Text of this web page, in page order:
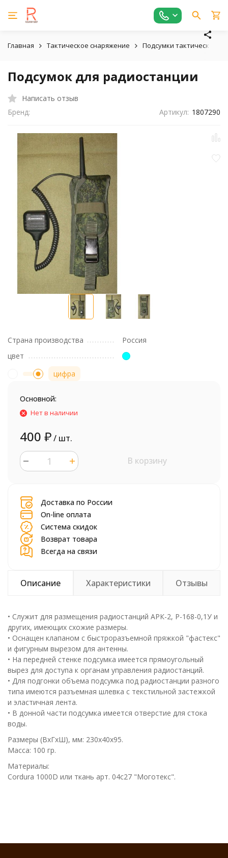
Главная Тактическое снаряжение Подсумки тактические
Подсумок для радиостанции
Написать отзыв
Бренд:
Артикул: 1807290
Страна производства
Россия
цвет
цифра
Основной:
Нет в наличии
400 ₽/ шт.
В корзину
Доставка по России
On-line оплата
Система скидок
Возврат товара
Всегда на связи
Описание Характеристики Отзывы
• Служит для размещения радиостанций АРК-2, Р-168-0,1У и
других, имеющих схожие размеры.
• Оснащен клапаном с быстроразъемной пряжкой "фастекс"
и фигурным вырезом для антенны.
• На передней стенке подсумка имеется прямоугольный
вырез для доступа к органам управления радиостанций.
• Для подгонки объема подсумка под радиостанции разного
типа имеются разъемная шлевка с текстильной застежкой
и эластичная лента.
• В донной части подсумка имеется отверстие для стока
воды.
Размеры (ВхГхШ), мм: 230х40х95.
Масса: 100 гр.
Материалы:
Cordura 1000D или ткань арт. 04с27 "Моготекс".